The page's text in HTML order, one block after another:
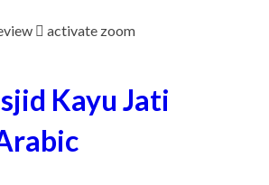
activate zoom
Kayu Jati